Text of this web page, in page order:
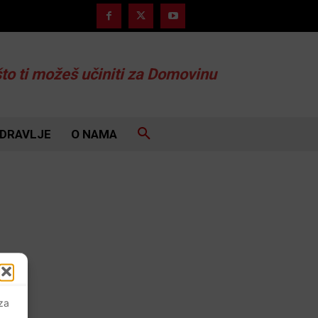
ti možeš učiniti za Domovinu
O NAMA